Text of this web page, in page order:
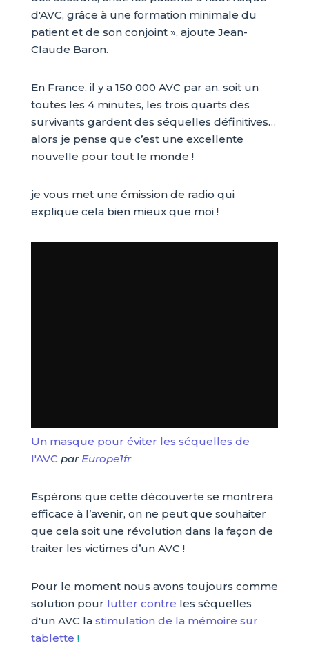
d'AVC, grâce à une formation minimale du
patient et de son conjoint », ajoute Jean-
Claude Baron.
En France, il y a 150 000 AVC par an, soit un
toutes les 4 minutes, les trois quarts des
survivants gardent des séquelles définitives…
alors je pense que c’est une excellente
nouvelle pour tout le monde !
je vous met une émission de radio qui
explique cela bien mieux que moi !
Un masque pour éviter les séquelles de
l'AVC par Europe1fr
Espérons que cette découverte se montrera
efficace à l’avenir, on ne peut que souhaiter
que cela soit une révolution dans la façon de
traiter les victimes d’un AVC !
Pour le moment nous avons toujours comme
solution pour lutter contre les séquelles
d'un AVC lastimulation de la mémoire sur
tablette !